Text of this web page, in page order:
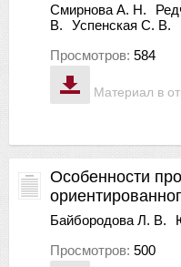
Материал в
Смирнова А. Н.
В.
Успенская С. В.
Просмотров: 584
Особенности
Байбородова Л. В.
Просмотров: 500